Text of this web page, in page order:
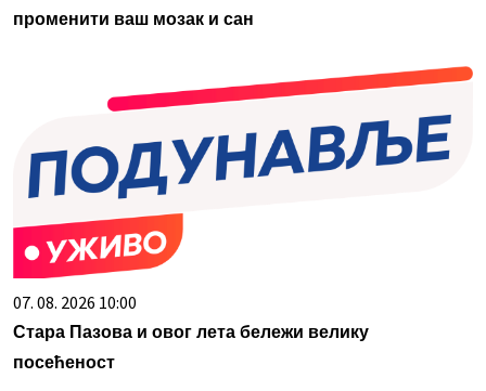
променити ваш мозак и сан
07. 08. 2026 10:00
Стара Пазова и овог лета бележи велику
посећеност